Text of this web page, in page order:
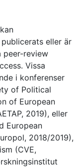
eller är
peer-review
Vissa
i konferenser
of Political
of European
2019), eller
European
2018/2019),
(CVE,